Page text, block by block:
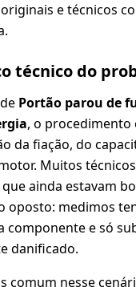
e técnicos
técnico do
Portão parou de
, o procedimento
da fiação, do
Muitos
ainda estavam
oposto: medimos
componente e só
danificado.
comum nesse